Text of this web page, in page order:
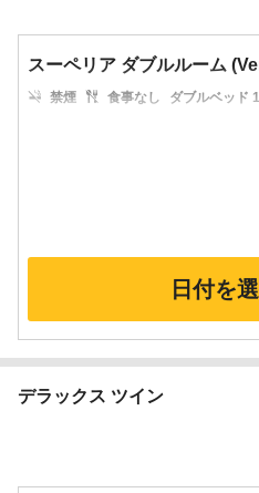
スーペリア ダブルルーム
禁煙 食事なし
ダブルベッド
日付を
デラックス ツイン